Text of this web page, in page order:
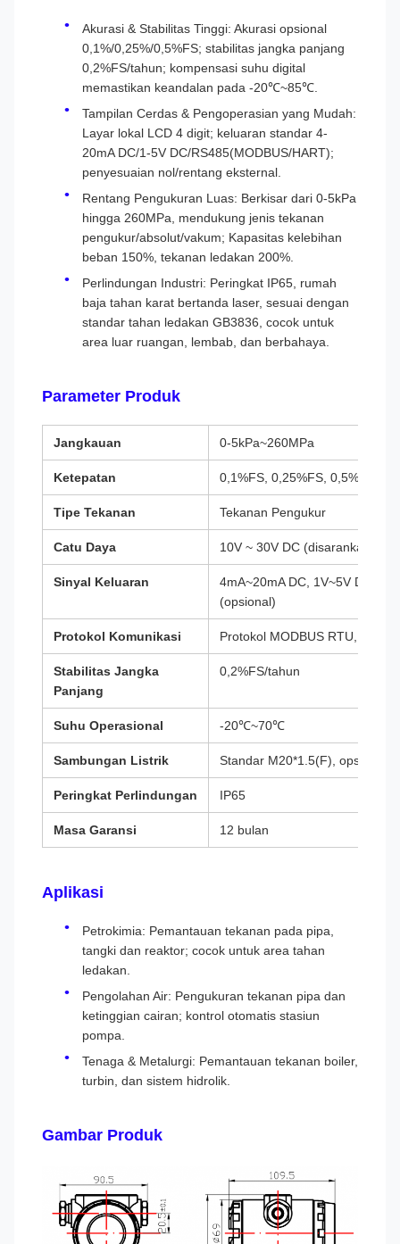
Akurasi & Stabilitas Tinggi: Akurasi opsional
0,1%/0,25%/0,5%FS; stabilitas jangka panjang
0,2%FS/tahun; kompensasi suhu digital
memastikan keandalan pada -20℃~85℃.
Tampilan Cerdas & Pengoperasian yang Mudah:
Layar lokal LCD 4 digit; keluaran standar 4-
20mA DC/1-5V DC/RS485(MODBUS/HART);
penyesuaian nol/rentang eksternal.
Rentang Pengukuran Luas: Berkisar dari 0-5kPa
hingga 260MPa, mendukung jenis tekanan
pengukur/absolut/vakum; Kapasitas kelebihan
beban 150%, tekanan ledakan 200%.
Perlindungan Industri: Peringkat IP65, rumah
baja tahan karat bertanda laser, sesuai dengan
standar tahan ledakan GB3836, cocok untuk
area luar ruangan, lembab, dan berbahaya.
Parameter Produk
Jangkauan 0-5kPa~260MPa
Ketepatan 0,1%FS, 0,25%FS, 0,5%FS
Tipe Tekanan Tekanan Pengukur
Catu Daya 10V ~ 30V DC (disarankan 24V
Sinyal Keluaran
4mA~20mA DC, 1V~5V DC,
(opsional)
Protokol Komunikasi Protokol MODBUS RTU,
Stabilitas Jangka
Panjang
0,2%FS/tahun
Suhu Operasional -20℃~70℃
Sambungan Listrik Standar M20*1.5(F), opsi
Peringkat Perlindungan IP65
Masa Garansi 12 bulan
Aplikasi
Petrokimia: Pemantauan tekanan pada pipa,
tangki dan reaktor; cocok untuk area tahan
ledakan.
Pengolahan Air: Pengukuran tekanan pipa dan
ketinggian cairan; kontrol otomatis stasiun
pompa.
Tenaga & Metalurgi: Pemantauan tekanan boiler,
turbin, dan sistem hidrolik.
Gambar Produk